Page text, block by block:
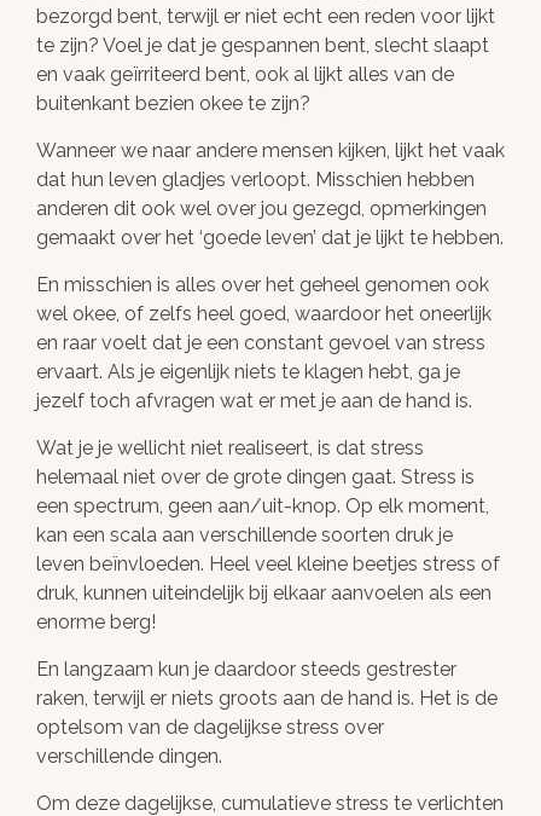
bezorgd bent, terwijl er niet echt een reden voor lijkt
te zijn? Voel je dat je gespannen bent, slecht slaapt
en vaak geïrriteerd bent, ook al lijkt alles van de
buitenkant bezien okee te zijn?
Wanneer we naar andere mensen kijken, lijkt het vaak
dat hun leven gladjes verloopt. Misschien hebben
anderen dit ook wel over jou gezegd, opmerkingen
gemaakt over het ‘goede leven’ dat je lijkt te hebben.
En misschien is alles over het geheel genomen ook
wel okee, of zelfs heel goed, waardoor het oneerlijk
en raar voelt dat je een constant gevoel van stress
ervaart. Als je eigenlijk niets te klagen hebt, ga je
jezelf toch afvragen wat er met je aan de hand is.
Wat je je wellicht niet realiseert, is dat stress
helemaal niet over de grote dingen gaat. Stress is
een spectrum, geen aan/uit-knop. Op elk moment,
kan een scala aan verschillende soorten druk je
leven beïnvloeden. Heel veel kleine beetjes stress of
druk, kunnen uiteindelijk bij elkaar aanvoelen als een
enorme berg!
En langzaam kun je daardoor steeds gestrester
raken, terwijl er niets groots aan de hand is. Het is de
optelsom van de dagelijkse stress over
verschillende dingen.
Om deze dagelijkse, cumulatieve stress te verlichten